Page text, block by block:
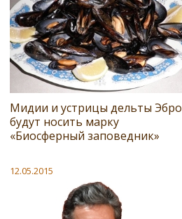
Мидии и устрицы дельты Эбро
будут носить марку
«Биосферный заповедник»
12.05.2015